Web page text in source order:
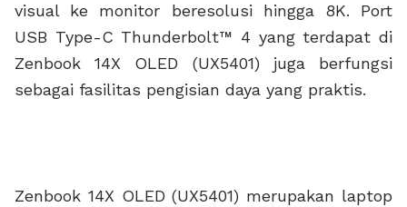
visual ke monitor beresolusi hingga 8K. Port
USB Type-C Thunderbolt™ 4 yang terdapat di
Zenbook 14X OLED (UX5401) juga berfungsi
sebagai fasilitas pengisian daya yang praktis.
Zenbook 14X OLED (UX5401) merupakan laptop